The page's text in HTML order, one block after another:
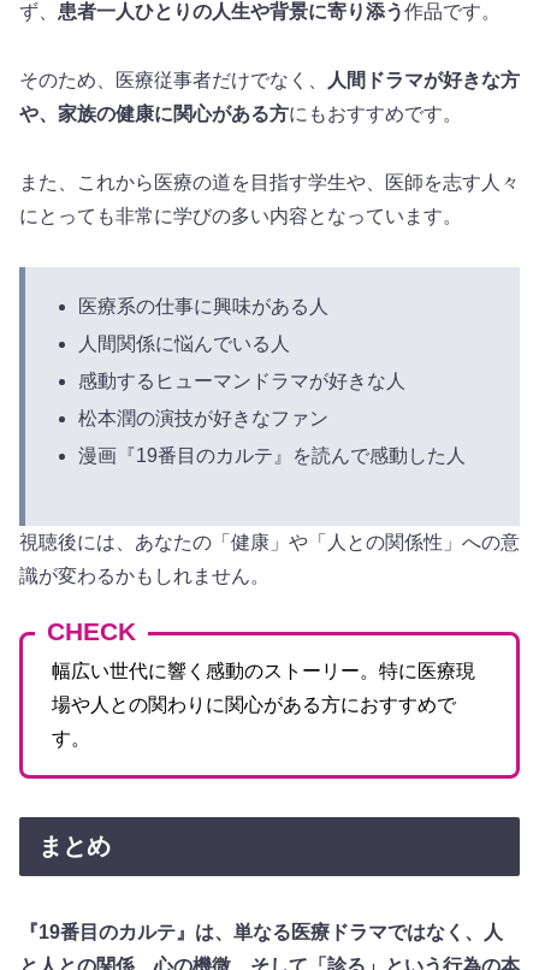
ず、 患者一人ひとりの人生や背景に寄り添う作品です。
そのため、医療従事者だけでなく、
人間ドラマが好きな方
や、家族の健康に関心がある方にもおすすめです。
また、これから医療の道を目指す学生や、医師を志す人々
にとっても非常に学びの多い内容となっています。
医療系の仕事に興味がある人
人間関係に悩んでいる人
感動するヒューマンドラマが好きな人
松本潤の演技が好きなファン
漫画『19番目のカルテ』を読んで感動した人
視聴後には、あなたの「健康」や「人との関係性」への意
識が変わるかもしれません。
CHECK
幅広い世代に響く感動のストーリー。特に医療現
場や人との関わりに関心がある方におすすめで
す。
まとめ
『19番目のカルテ』は、単なる医療ドラマではなく、人
と人との関係、心の機微、そして「診る」という行為の本